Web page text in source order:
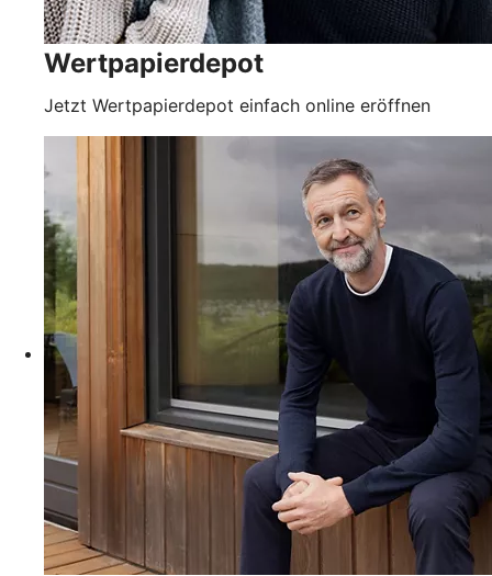
Wertpapierdepot
Jetzt Wertpapierdepot einfach online eröffnen